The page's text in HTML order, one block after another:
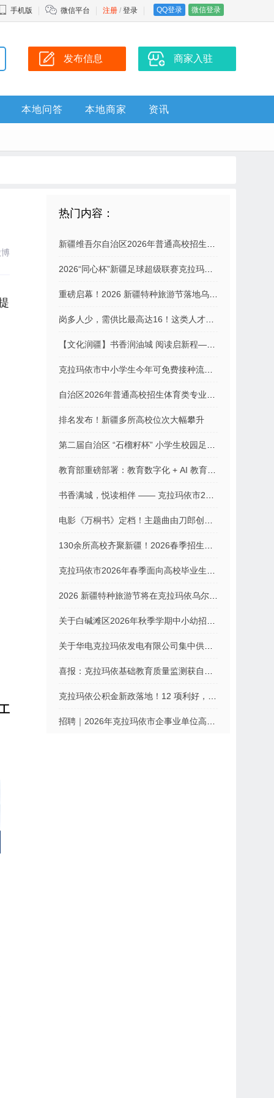
注册 / 登录 QQ登录 微信登录
手机版 微信平台
发布信息 商家入驻
本地问答 本地商家 资讯
热门内容：
排名发布！新疆多所高校位次大幅攀升